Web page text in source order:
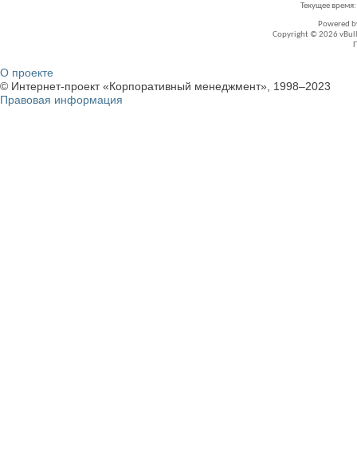
Текущее время:
Powered
Copyright © 2026
О проекте
© Интернет-проект «Корпоративный менеджмент», 1998–2023
Правовая информация